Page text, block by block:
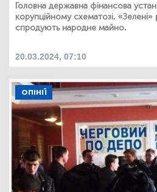
Головна державна фінансова
корупційному схематозі.
спродують народне майно.
20.03.2024, 07:10
ОПІНІЇ